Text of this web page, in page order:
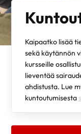
Kaipaatko lisää
sekä käytännön
kursseille
lieventää
ahdistusta. Lue
kuntoutumisesta